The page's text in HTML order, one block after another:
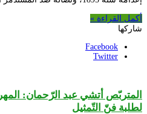
أكمل القراءة »
شاركها
Facebook
Twitter
المتربّص أتشي عبد الرّحمان:
لطلبة فنّ التّمثيل